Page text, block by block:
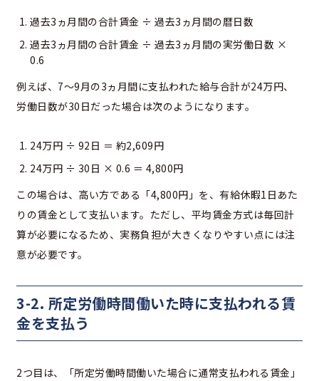
過去3ヵ月間の合計賃金 ÷ 過去3ヵ月間の暦日数
過去3ヵ月間の合計賃金 ÷ 過去3ヵ月間の実労働日数 ×
0.6
例えば、7～9月の3ヵ月間に支払われた給与合計が24万円、
労働日数が30日だった場合は次のようになります。
24万円 ÷ 92日 ＝ 約2,609円
24万円 ÷ 30日 × 0.6 ＝ 4,800円
この場合は、高い方である「4,800円」を、有給休暇1日あた
りの賃金として支払います。ただし、平均賃金方式は毎回計
算が必要になるため、実務負担が大きくなりやすい点には注
意が必要です。
3-2. 所定労働時間働いた時に支払われる賃
金を支払う
2つ目は、「所定労働時間働いた場合に通常支払われる賃金」